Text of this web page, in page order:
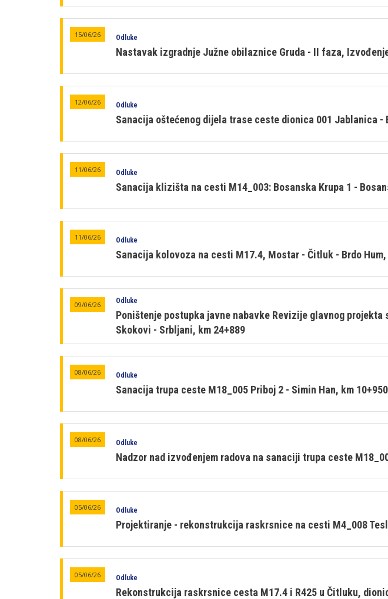
15/06/26 Odluke
Nastavak izgradnje Južne obilaznice Gruda - II faza,
12/06/26 Odluke
Sanacija oštećenog dijela trase ceste dionica 001 Jablanica
11/06/26 Odluke
Sanacija klizišta na cesti M14_003: Bosanska Krupa 1 -
11/06/26 Odluke
Sanacija kolovoza na cesti M17.4, Mostar - Čitluk - Brdo
09/06/26 Odluke
Poništenje postupka javne nabavke Revizije glavnog
Skokovi - Srbljani, km 24+889
08/06/26 Odluke
Sanacija trupa ceste M18_005 Priboj 2 - Simin Han, km 10+950
08/06/26 Odluke
Nadzor nad izvođenjem radova na sanaciji trupa ceste
05/06/26 Odluke
Projektiranje - rekonstrukcija raskrsnice na cesti M4_008
05/06/26 Odluke
Rekonstrukcija raskrsnice cesta M17.4 i R425 u Čitluku,